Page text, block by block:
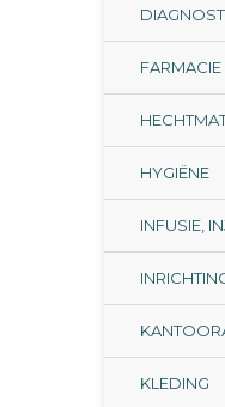
FARMACIE
HYGIËNE
INFUSIE,
KLEDING